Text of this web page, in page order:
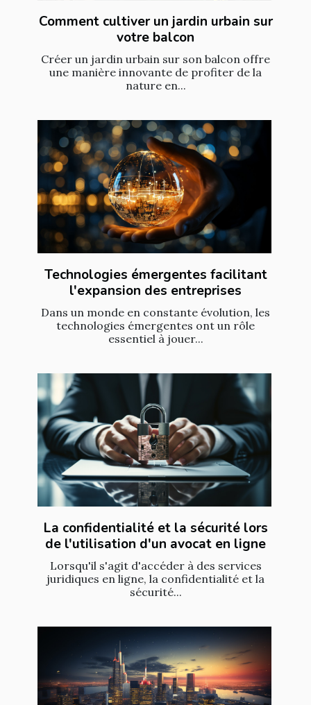
Comment cultiver un jardin urbain sur
votre balcon
Créer un jardin urbain sur son balcon offre
une manière innovante de profiter de la
nature en...
Technologies émergentes facilitant
l'expansion des entreprises
Dans un monde en constante évolution, les
technologies émergentes ont un rôle
essentiel à jouer...
La confidentialité et la sécurité lors
de l'utilisation d'un avocat en ligne
Lorsqu'il s'agit d'accéder à des services
juridiques en ligne, la confidentialité et la
sécurité...